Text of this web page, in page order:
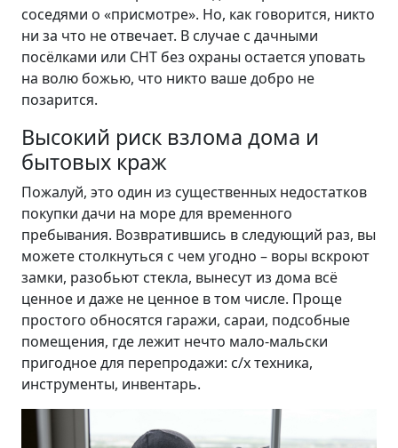
соседями о «присмотре». Но, как говорится, никто
ни за что не отвечает. В случае с дачными
посёлками или СНТ без охраны остается уповать
на волю божью, что никто ваше добро не
позарится.
Высокий риск взлома дома и
бытовых краж
Пожалуй, это один из существенных недостатков
покупки дачи на море для временного
пребывания. Возвратившись в следующий раз, вы
можете столкнуться с чем угодно – воры вскроют
замки, разобьют стекла, вынесут из дома всё
ценное и даже не ценное в том числе. Проще
простого обносятся гаражи, сараи, подсобные
помещения, где лежит нечто мало-мальски
пригодное для перепродажи: с/х техника,
инструменты, инвентарь.